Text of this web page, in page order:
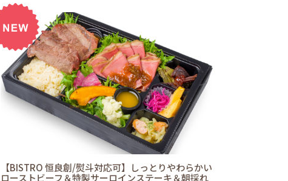
【BISTRO 恒良創/熨斗対応可】しっとりやわらかい
ローストビーフ＆特製サーロインステーキ＆朝採れ